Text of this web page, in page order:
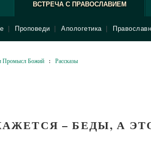
ВСТРЕЧА С ПРАВОСЛАВИЕМ
Проповеди Апологетика
Промысл Божий : Рассказы
– БЕДЫ, А